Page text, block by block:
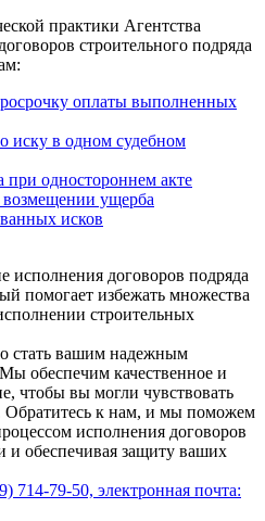
практики Агентства
строительного подряда
оплаты выполненных
иску в одном судебном
при одностороннем акте
возмещении ущерба
исков
исполнения договоров подряда
помогает избежать множества
строительных
стать вашим надежным
обеспечим качественное и
чтобы вы могли чувствовать
Обратитесь к нам, и мы поможем
исполнения договоров
и обеспечивая защиту ваших
714-79-50, электронная почта: